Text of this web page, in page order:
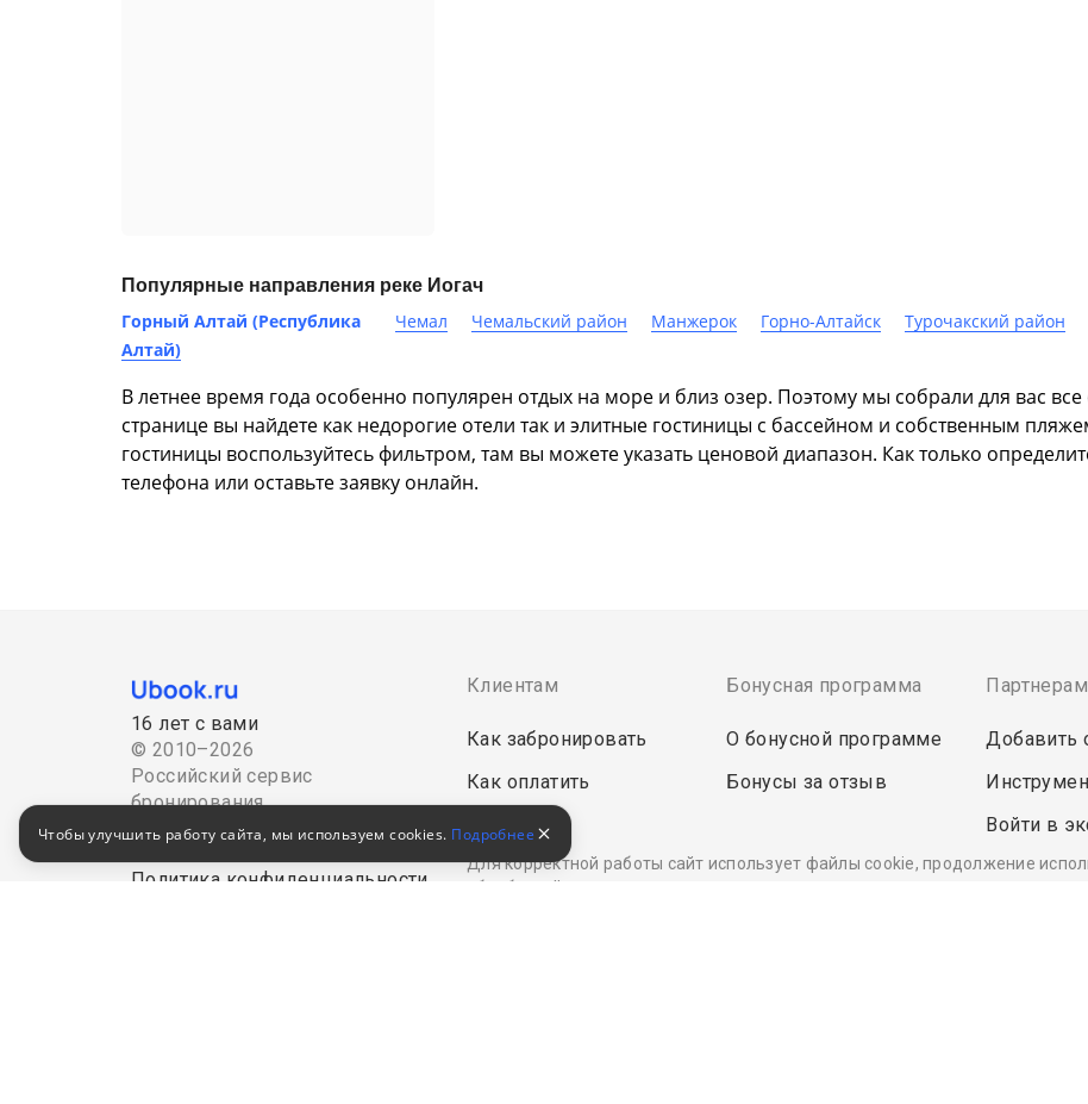
Популярные направления реке Иогач
Горный Алтай (Республика
Алтай)
Чемал Чемальский район Манжерок Горно-Алтайск Турочакский район
В летнее время года особенно популярен отдых на море и близ озер. Поэтому мы собрали для вас
странице вы найдете как недорогие отели так и элитные гостиницы с бассейном и собственным
гостиницы воспользуйтесь фильтром, там вы можете указать ценовой диапазон. Как только
телефона или оставьте заявку онлайн.
16 лет с вами
© 2010–2026
Российский сервис
бронирования
Пользовательское соглашение
Политика конфиденциальности
Клиентам
Как забронировать
Как оплатить
Акции
Бонусная программа
О бонусной программе
Бонусы за отзыв
Партнерам
Добавить
Войти в
Для корректной работы сайт использует файлы cookie, продолжение
обработкой данных.
Чтобы улучшить работу сайта, мы используем cookies. Подробнее